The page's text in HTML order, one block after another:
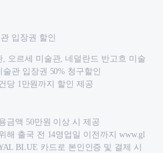
입장권 할인
, 오르세 미술관, 네덜란드 반고흐 미술
술관 입장권 50% 청구할인
당 1만원까지 할인 제공
금액 50만원 이상 시 제공
해 출국 전 14영업일 이전까지 www.gl
BLUE 카드로 본인인증 및 결제 시